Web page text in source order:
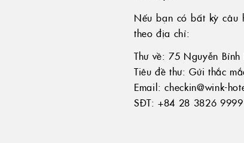
Nếu bạn có bất kỳ câu
theo địa chỉ:
Thư về: 75 Nguyễn
Tiêu đề thư: Gửi thắc
Email: checkin@wink-
SĐT: +84 28 3826 9999